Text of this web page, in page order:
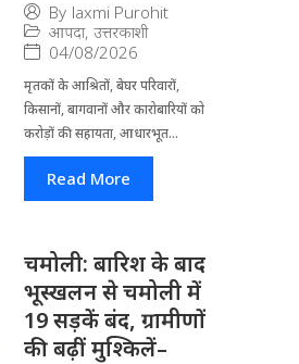
By laxmi Purohit
आपदा, उत्तरकाशी
04/08/2026
मृतकों के आश्रितों, बेघर परिवारों,
किसानों, बागवानों और कारोबारियों को
करोड़ों की सहायता, आधारभूत...
Read More
चमोली: बारिश के बाद
भूस्खलन से चमोली में
19 सड़कें बंद, ग्रामीणों
की बढ़ीं मुश्किलें–